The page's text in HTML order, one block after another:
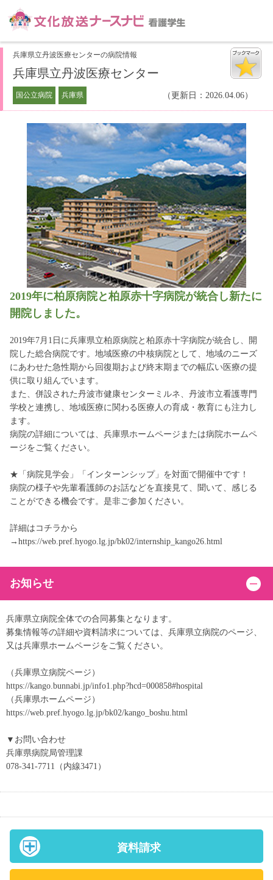
兵庫県立丹波医療センターの病院情報
兵庫県立丹波医療センター
国公立病院 兵庫県 （更新日：2026.04.06）
2019年に柏原病院と柏原赤十字病院が統合し新たに
開院しました。
2019年7月1日に兵庫県立柏原病院と柏原赤十字病院が統合し、開
院した総合病院です。地域医療の中核病院として、地域のニーズ
にあわせた急性期から回復期および終末期までの幅広い医療の提
供に取り組んでいます。
また、併設された丹波市健康センターミルネ、丹波市立看護専門
学校と連携し、地域医療に関わる医療人の育成・教育にも注力し
ます。
病院の詳細については、兵庫県ホームページまたは病院ホームペ
ージをご覧ください。
★「病院見学会」「インターンシップ」を対面で開催中です！
病院の様子や先輩看護師のお話などを直接見て、聞いて、感じる
ことができる機会です。是非ご参加ください。
詳細はコチラから
→https://web.pref.hyogo.lg.jp/bk02/internship_kango26.html
お知らせ
兵庫県立病院全体での合同募集となります。
募集情報等の詳細や資料請求については、兵庫県立病院のページ、
又は兵庫県ホームページをご覧ください。
（兵庫県立病院ページ）
https://kango.bunnabi.jp/info1.php?hcd=000858#hospital
（兵庫県ホームページ）
https://web.pref.hyogo.lg.jp/bk02/kango_boshu.html
▼お問い合わせ
兵庫県病院局管理課
078-341-7711（内線3471）
資料請求